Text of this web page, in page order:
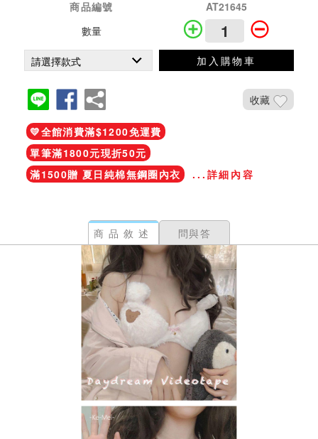
商品編號
AT21645
數量
加入購物車
收藏
💛全館消費滿$1200免運費
單筆滿1800元現折50元
滿1500贈 夏日純棉無鋼圈內衣
...詳細內容
商品敘述 問與答